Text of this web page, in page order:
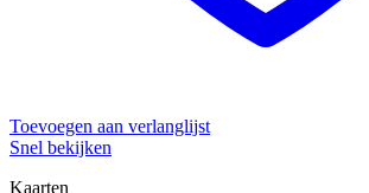
Toevoegen aan verlanglijst
Snel bekijken
Kaarten